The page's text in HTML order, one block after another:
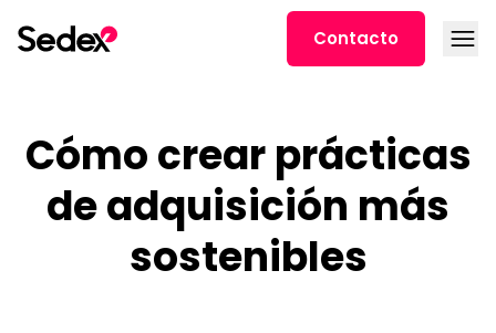
Contacto Abrir
Cómo crear prácticas
de adquisición más
sostenibles